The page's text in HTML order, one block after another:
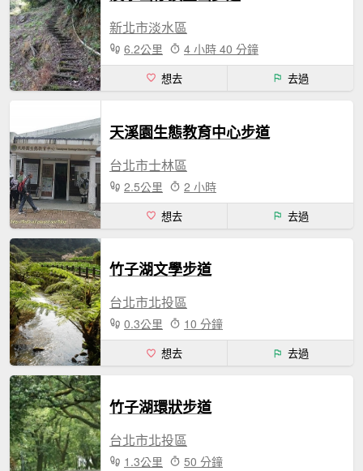
新北市淡水區
6.2公里 4 小時 40 分鐘
想去 去過
天溪園生態教育中心步道
台北市士林區
2.5公里 2 小時
想去 去過
竹子湖文學步道
台北市北投區
0.3公里 10 分鐘
想去 去過
竹子湖環狀步道
台北市北投區
1.3公里 50 分鐘